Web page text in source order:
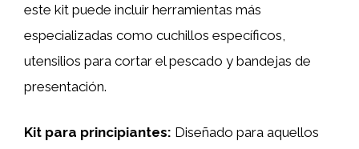
este kit puede incluir herramientas más
especializadas como cuchillos específicos,
utensilios para cortar el pescado y bandejas de
presentación.
Kit para principiantes: Diseñado para aquellos